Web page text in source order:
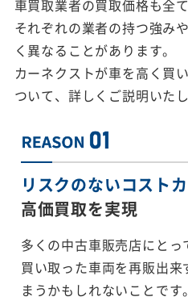
車買取業者の買取価格も全
それぞれの業者の持つ強み
く異なることがあります。
カーネクストが車を高く買
ついて、詳しくご説明いたし
リスクのないコスト
高価買取を実現
多くの中古車販売店にとっ
買い取った車両を再販出
まうかもしれないことで